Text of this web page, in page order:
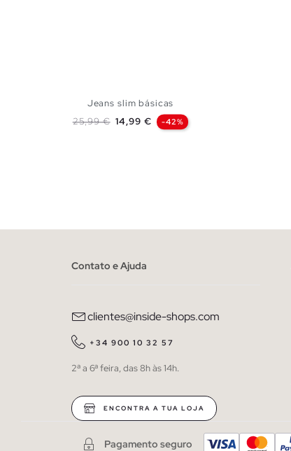
Jeans slim básicas
Preço normal
25,99 € Preço
14,99 € -42%
Contato e Ajuda
clientes@inside-shops.com
+34 900 10 32 57
2ª a 6ª feira, das 8h às 14h.
ENCONTRA A TUA LOJA
Pagamento seguro